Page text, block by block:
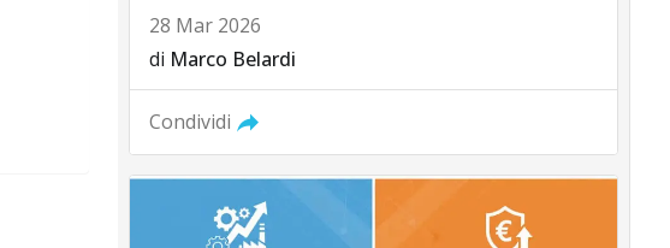
28 Mar 2026
di Marco Belardi
Condividi